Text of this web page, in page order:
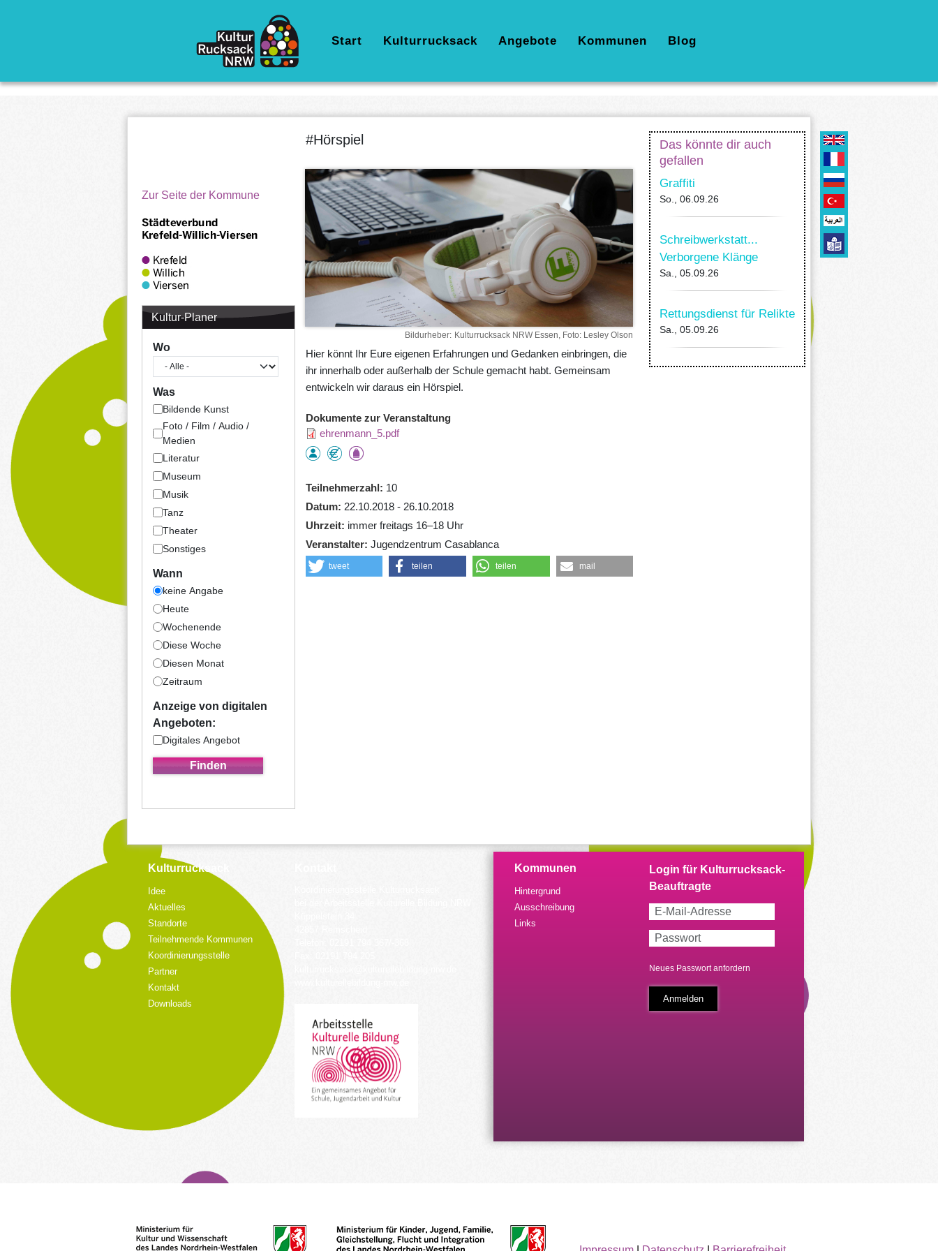
Hauptnavigation
Start Kulturrucksack Angebote Kommunen Blog
Zur Seite der Kommune
Kultur-Planer
Wo
Was
Bildende Kunst
Foto / Film / Audio /
Medien
Literatur
Museum
Musik
Tanz
Theater
Sonstiges
Wann
keine Angabe
Heute
Wochenende
Diese Woche
Diesen Monat
Zeitraum
Anzeige von digitalen
Angeboten:
Digitales Angebot
#Hörspiel
Bildurheber Kulturrucksack NRW Essen, Foto: Lesley Olson
Hier könnt Ihr Eure eigenen Erfahrungen und Gedanken einbringen, die
ihr innerhalb oder außerhalb der Schule gemacht habt. Gemeinsam
entwickeln wir daraus ein Hörspiel.
Dokumente zur Veranstaltung
ehrenmann_5.pdf
Teilnehmerzahl
10
Datum
22.10.2018 - 26.10.2018
Uhrzeit
immer freitags 16–18 Uhr
Veranstalter Jugendzentrum Casablanca
tweet teilen teilen mail
Das könnte dir auch
gefallen
Graffiti
So., 06.09.26
Schreibwerkstatt...
Verborgene Klänge
Sa., 05.09.26
Rettungsdienst für Relikte
Sa., 05.09.26
Kulturrucksack
Idee
Aktuelles
Standorte
Teilnehmende Kommunen
Koordinierungsstelle
Partner
Kontakt
Downloads
Kommunen
Hintergrund
Ausschreibung
Links
Neues Passwort anfordern